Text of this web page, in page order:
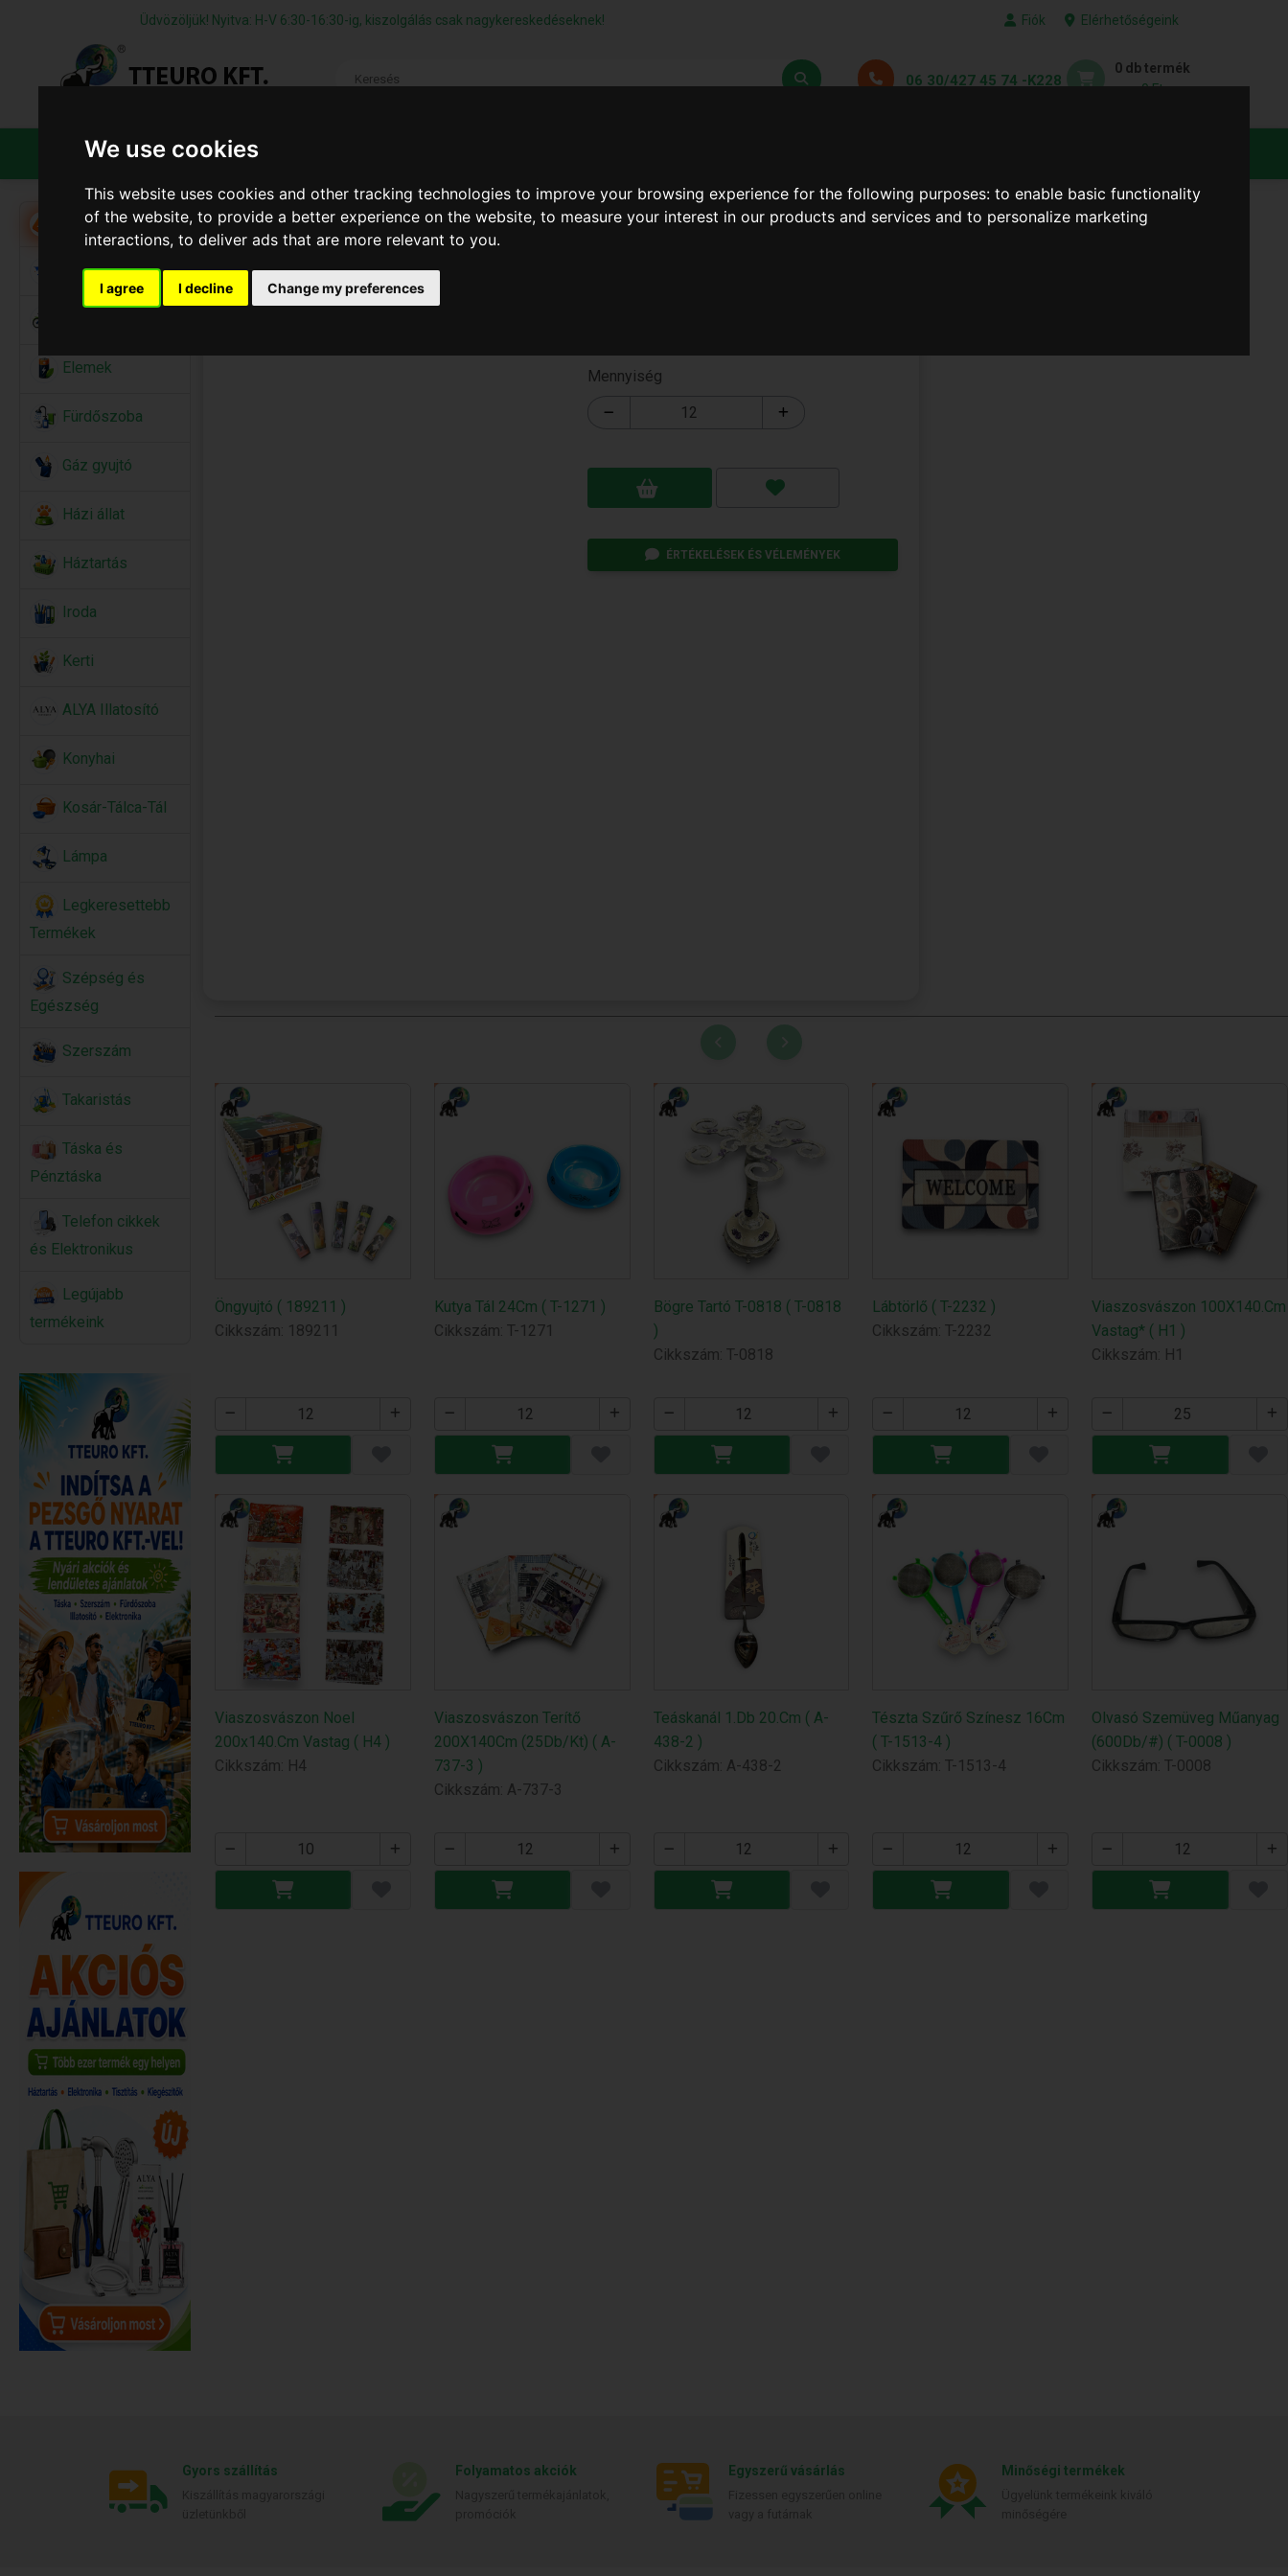
We use cookies
This website uses cookies and other tracking technologies to improve your browsing experience for the following purposes:to enable basic functionality
of the website,to provide a better experience on the website,to measure your interest in our products and services and to personalize marketing
interactions,to deliver ads that are more relevant to you.
I agree I decline Change my preferences
Üdvözöljük! Nyitva: H-V 6:30-16:30-ig, kiszolgálás csak nagykereskedéseknek! Fiók Elérhetőségeink
06 30/427 45 74 -K228
0 db termék
0 Ft
TERMÉKEK
Akció
Alkalmi Kellékek
Elemek
Fürdőszoba
Gáz gyujtó
Házi állat
Háztartás
Iroda
Kerti
ALYA Illatosító
Konyhai
Kosár-Tálca-Tál
Lámpa
Legkeresettebb
Termékek
Szépség és
Egészség
Szerszám
Takaristás
Táska és
Pénztáska
Telefon cikkek
és Elektronikus
Legújabb
termékeink
Mennyiség
ÉRTÉKELÉSEK ÉS VÉLEMÉNYEK
Öngyujtó ( 189211 )
Cikkszám: 189211
Kutya Tál 24Cm ( T-1271 )
Cikkszám: T-1271
Bögre Tartó T-0818 ( T-0818
)
Cikkszám: T-0818
Lábtörlő ( T-2232 )
Cikkszám: T-2232
Viaszosvászon 100X140.Cm
Vastag* ( H1 )
Cikkszám: H1
Viaszosvászon Noel
200x140.Cm Vastag ( H4 )
Cikkszám: H4
Viaszosvászon Terítő
200X140Cm (25Db/Kt) ( A-
737-3 )
Cikkszám: A-737-3
Teáskanál 1.Db 20.Cm ( A-
438-2 )
Cikkszám: A-438-2
Tészta Szűrő Színesz 16Cm
( T-1513-4 )
Cikkszám: T-1513-4
Olvasó Szemüveg Műanyag
(600Db/#) ( T-0008 )
Cikkszám: T-0008
Gyors szállítás Folyamatos akciók Egyszerű vásárlás Minőségi termékek